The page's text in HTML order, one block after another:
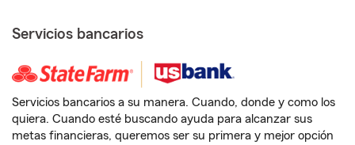
Servicios bancarios
Servicios bancarios a su manera. Cuando, donde y como los
quiera. Cuando esté buscando ayuda para alcanzar sus
metas financieras, queremos ser su primera y mejor opción